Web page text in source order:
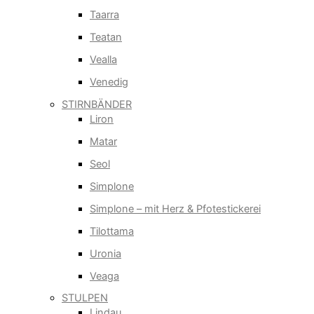
Taarra
Teatan
Vealla
Venedig
STIRNBÄNDER
Liron
Matar
Seol
Simplone
Simplone – mit Herz & Pfotestickerei
Tilottama
Uronia
Veaga
STULPEN